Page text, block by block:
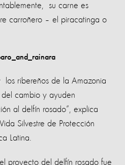
su carne es
carroñero – el piracatinga o
los ribereños de la Amazonia
cambio y ayuden
al delfín rosado”, explica
Silvestre de Protección
Latina.
proyecto del delfín rosado fue